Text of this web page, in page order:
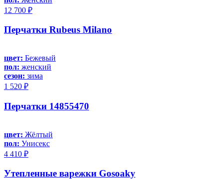
12 700 ₽
Перчатки Rubeus Milano
цвет: Бежевый
пол: женский
сезон: зима
1 520 ₽
Перчатки 14855470
цвет: Жёлтый
пол: Унисекс
4 410 ₽
Утепленные варежки Gosoaky